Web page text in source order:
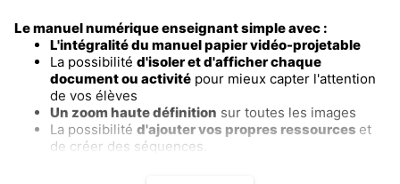
Le manuel numérique enseignant simple avec :
L'intégralité du manuel papier vidéo-projetable
La possibilité d'isoler et d'afficher chaque
document ou activité pour mieux capter l'attention
de vos élèves
Un zoom haute définition sur toutes les images
La possibilité d'ajouter vos propres ressources et
de créer des séquences.